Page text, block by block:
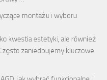
montażu i wyboru
kwestia estetyki, ale również
zaniedbujemy kluczowe